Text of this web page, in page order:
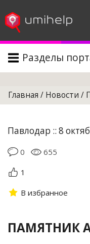
Разделы
Главная / Новости /
Павлодар :: 8
0
655
1
В избранное
ПАМЯТНИК